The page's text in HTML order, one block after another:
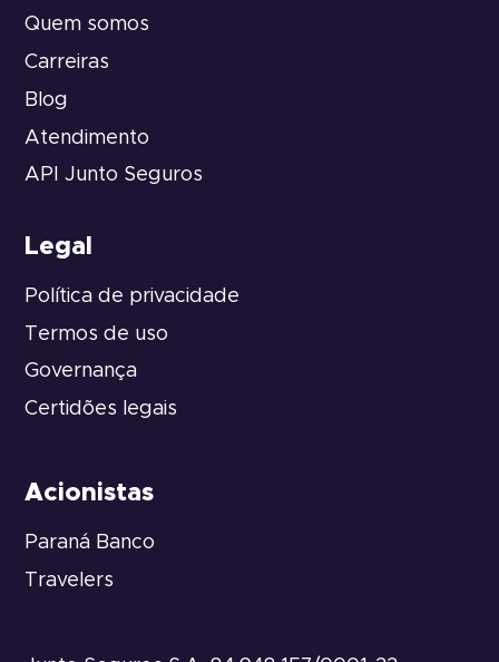
Quem somos
Carreiras
Blog
Atendimento
API Junto Seguros
Legal
Política de privacidade
Termos de uso
Governança
Certidões legais
Acionistas
Paraná Banco
Travelers